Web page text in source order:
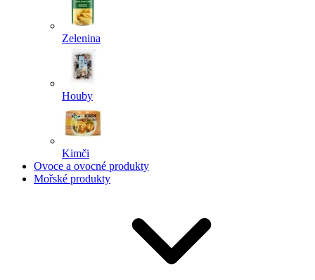
Zelenina
Houby
Kimči
Ovoce a ovocné produkty
Mořské produkty